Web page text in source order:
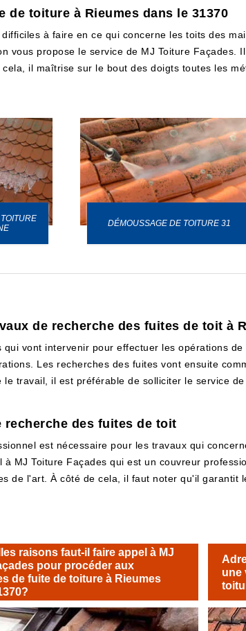
toiture à Rieumes dans le 31370
à faire en ce qui concerne les toits des
vous propose le service de MJ Toiture Façades.
il maîtrise sur le bout des doigts toutes les
DÉMOUSSAGE DE TOITURE 31
de recherche des fuites de toit à
vont intervenir pour effectuer les opérations
Les recherches des fuites vont ensuite
travail, il est préférable de solliciter le service
recherche des fuites de toit
est nécessaire pour les travaux qui
MJ Toiture Façades qui est un couvreur
de l'art. À côté de cela, il faut noter qu'il garantit
raisons faut-il faire appel à MJ
pour procéder aux
de fuite de toiture à Rieumes
une